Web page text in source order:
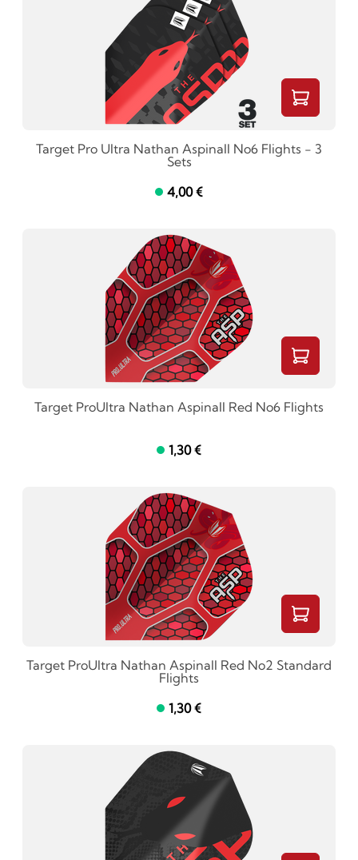
Target Pro Ultra Nathan Aspinall No6 Flights - 3
Sets
4,00 €
Target ProUltra Nathan Aspinall Red No6 Flights
1,30 €
Target ProUltra Nathan Aspinall Red No2 Standard
Flights
1,30 €